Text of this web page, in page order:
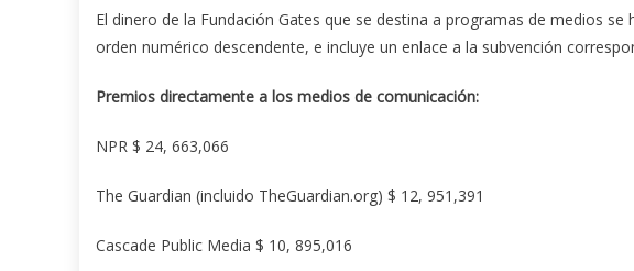
El dinero de la Fundación Gates que se destina a programas de medios
orden numérico descendente, e incluye un enlace a la subvención
Premios directamente a los medios de comunicación:
NPR $ 24, 663,066
The Guardian (incluido TheGuardian.org) $ 12, 951,391
Cascade Public Media $ 10, 895,016